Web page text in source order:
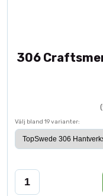
306
Välj bland 19 varianter: